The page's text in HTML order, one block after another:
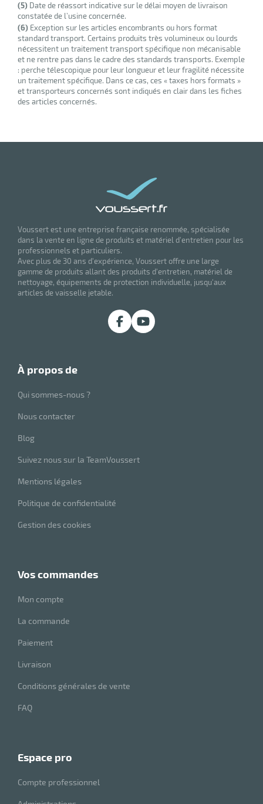
(5) Date de réassort indicative sur le délai moyen de livraison
constatée de l’usine concernée.
(6) Exception sur les articles encombrants ou hors format
standard transport. Certains produits très volumineux ou lourds
nécessitent un traitement transport spécifique non mécanisable
et ne rentre pas dans le cadre des standards transports. Exemple
: perche télescopique pour leur longueur et leur fragilité nécessite
un traitement spécifique. Dans ce cas, ces « taxes hors formats »
et transporteurs concernés sont indiqués en clair dans les fiches
des articles concernés.
Voussert est une entreprise française renommée, spécialisée
dans la vente en ligne de produits et matériel d'entretien pour les
professionnels et particuliers.
Avec plus de 30 ans d'expérience, Voussert offre une large
gamme de produits allant des produits d'entretien, matériel de
nettoyage, équipements de protection individuelle, jusqu'aux
articles de vaisselle jetable.
à propos de
Qui sommes-nous ?
Nous contacter
Blog
Suivez nous sur la TeamVoussert
Mentions légales
Politique de confidentialité
Gestion des cookies
vos commandes
Mon compte
La commande
Paiement
Livraison
Conditions générales de vente
FAQ
espace pro
Compte professionnel